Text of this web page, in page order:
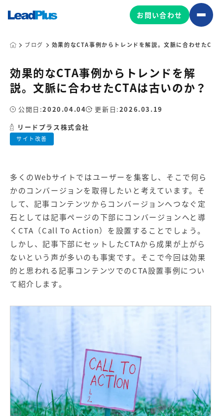
広告プロモーション
MA/CRM/SFA導入・運用
Web制作
マーケティングコンサルティング
Leadplus One
ボード
マーケティングサービスの製品
【店舗型ビジネス向け】エリ
ア
マーケティングサービス
【金融機関向け】マーケティ
ング
サービス
【IT企業向け】マーケティン
グ
サービス
SNSアカウント運用代行サー
ビス（LINE）
【クリニック向け】新規集患
Web広告サービス
【歯科業界向け】新規集患
Web広告パッケージ
【塾・個別塾業界向け】新規
集客Web広告パッケージ
サイトアクセス増加パッケー
ジ
商圏ねらいうちパッケージ 求人パッケージ
お問い合わせ
ブログ 効果的なCTA事例からトレンドを解説。文脈に合わせた
効果的なCTA事例からトレンドを解
説。文脈に合わせたCTAは古いのか？
サイト改善
公開日:2020.04.04 更新日:2026.03.19
リードプラス株式会社
多くのWebサイトではユーザーを集客し、そこで何ら
かのコンバージョンを取得したいと考えています。そ
して、記事コンテンツからコンバージョンへつなぐ定
石としては記事ページの下部にコンバージョンへと導
くCTA（Call To Action）を設置することでしょう。
しかし、記事下部にセットしたCTAから成果が上がら
ないという声が多いのも事実です。そこで今回は効果
的と思われる記事コンテンツでのCTA設置事例につい
て紹介します。